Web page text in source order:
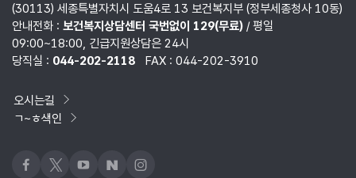
(30113) 세종특별자치시 도움4로 13 보건복지부 (정부세종청사 10동)
안내전화 : 보건복지상담센터 국번없이 129(무료)/ 평일
09:00~18:00, 긴급지원상담은 24시
당직실 : 044-202-2118 FAX : 044-202-3910
오시는길
ㄱ~ㅎ색인
페이스북
x 유튜브네이버블로그
인스타그램